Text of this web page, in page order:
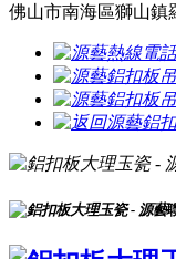
佛山市南海區獅山鎮